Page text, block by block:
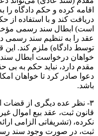
اقامه کرده و حکم دادگاه
دریافت کند و با استفاده
است) ابطال سند رسمی مؤخر
عقد را به تنظیم سند رسمی
توسط دادگاه) ملزم کند.
خواهان درخواست ابطال
مقدم دارد، نباید حکم به بی
دعوا صادر کرد تا خواهان
باشد.
۳- نظر عده دیگری از قضات
قانون ثبت، عقد بیع اموال
ثبت، در صورت وجود سند